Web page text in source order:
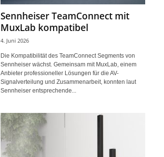
Sennheiser TeamConnect mit
MuxLab kompatibel
4. Juni 2026
Die Kompatibilität des TeamConnect Segments von
Sennheiser wächst. Gemeinsam mit MuxLab, einem
Anbieter professioneller Lösungen für die AV-
Signalverteilung und Zusammenarbeit, konnten laut
Sennheiser entsprechende...